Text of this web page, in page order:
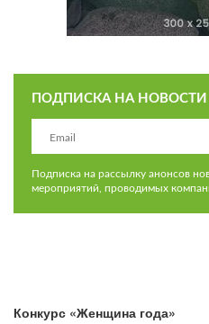
ПОДПИСКА НА НОВОСТИ
Подписка на рассылку анонсов
мероприятий, проводимых
Конкурс «Женщина года»